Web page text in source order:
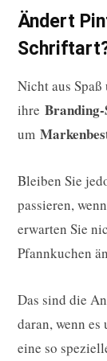
Ändert
Nicht aus
ihre
um
Bleiben Sie
passieren,
erwarten Sie
Pfannkuchen
Das sind die
daran, wenn
eine so